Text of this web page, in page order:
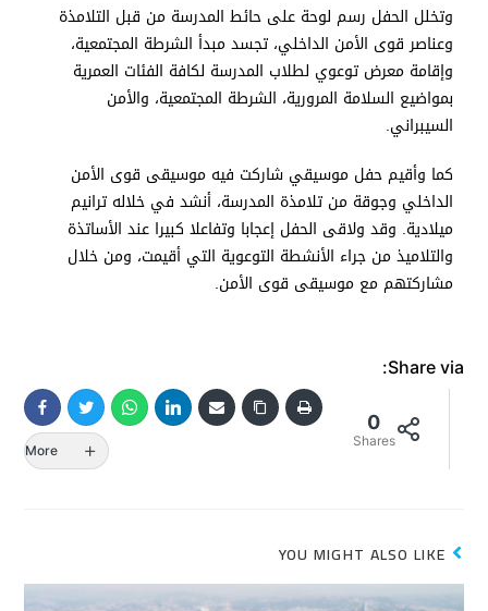
وتخلل الحفل رسم لوحة على حائط المدرسة من قبل التلامذة
وعناصر قوى الأمن الداخلي، تجسد مبدأ الشرطة المجتمعية،
وإقامة معرض توعوي لطلاب المدرسة لكافة الفئات العمرية
بمواضيع السلامة المرورية، الشرطة المجتمعية، والأمن
السيبراني.
كما وأقيم حفل موسيقي شاركت فيه موسيقى قوى الأمن
الداخلي وجوقة من تلامذة المدرسة، أنشد في خلاله ترانيم
ميلادية. وقد ولاقى الحفل إعجابا وتفاعلا كبيرا عند الأساتذة
والتلاميذ من جراء الأنشطة التوعوية التي أقيمت، ومن خلال
مشاركتهم مع موسيقى قوى الأمن.
Share via:
0
Shares
More
YOU MIGHT ALSO LIKE